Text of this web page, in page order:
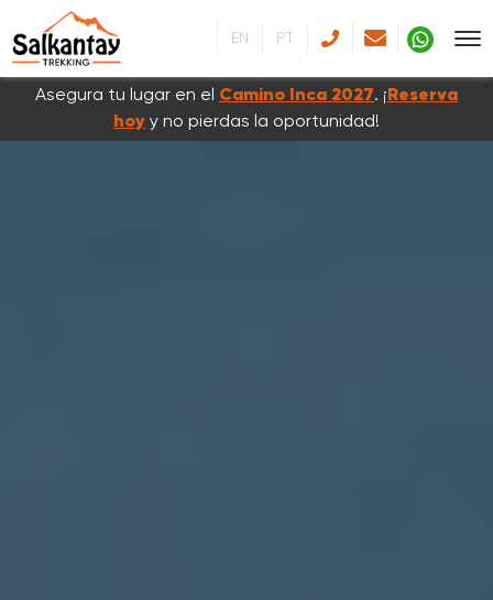
Asegura tu lugar en el Camino Inca 2027. ¡ Reserva
hoy y no pierdas la oportunidad!
EN PT